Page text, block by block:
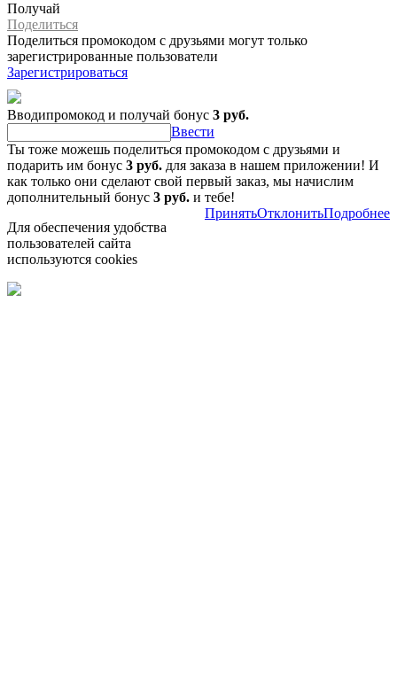
Получай
Поделиться
Поделиться промокодом с друзьями могут только
зарегистрированные пользователи
Зарегистрироваться
Вводипромокод и получай бонус 3 руб.
Ввести
Ты тоже можешь поделиться промокодом с друзьями и
подарить им бонус 3 руб. для заказа в нашем приложении! И
как только они сделают свой первый заказ, мы начислим
дополнительный бонус 3 руб. и тебе!
Для обеспечения удобства
пользователей сайта
используются cookies
ПринятьОтклонитьПодробнее